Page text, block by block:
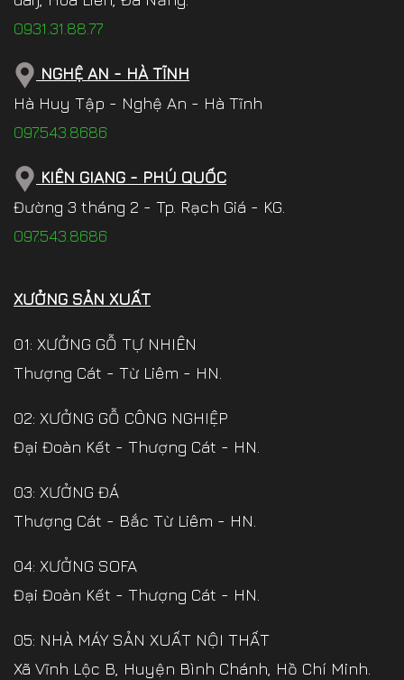
0931.31.88.77
NGHỆ AN - HÀ TĨNH
Hà Huy Tập - Nghệ An - Hà Tĩnh
097.543.8686
KIÊN GIANG - PHÚ QUỐC
Đường 3 tháng 2 - Tp. Rạch Giá - KG.
097.543.8686
XƯỞNG SẢN XUẤT
01: XƯỞNG GỖ TỰ NHIÊN
Thượng Cát - Từ Liêm - HN.
02: XƯỞNG GỖ CÔNG NGHIỆP
Đại Đoàn Kết - Thượng Cát - HN.
03: XƯỞNG ĐÁ
Thượng Cát - Bắc Từ Liêm - HN.
04: XƯỞNG SOFA
Đại Đoàn Kết - Thượng Cát - HN.
05: NHÀ MÁY SẢN XUẤT NỘI THẤT
Xã Vĩnh Lộc B, Huyện Bình Chánh, Hồ Chí Minh.